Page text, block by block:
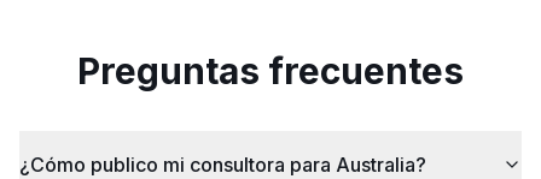
Preguntas frecuentes
¿Cómo publico mi consultora para Australia?